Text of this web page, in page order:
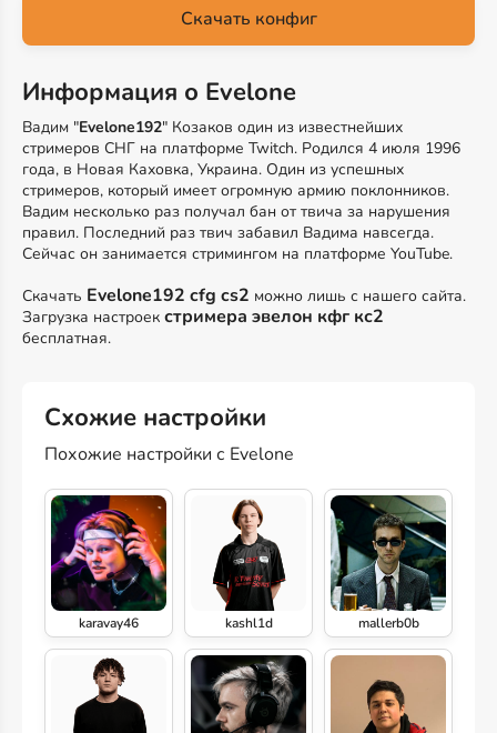
Скачать конфиг
Информация о Evelone
Вадим "Evelone192" Козаков один из известнейших
стримеров СНГ на платформе Twitch. Родился 4 июля 1996
года, в Новая Каховка, Украина. Один из успешных
стримеров, который имеет огромную армию поклонников.
Вадим несколько раз получал бан от твича за нарушения
правил. Последний раз твич забавил Вадима навсегда.
Сейчас он занимается стримингом на платформе YouTube.
Скачать Evelone192 cfg cs2 можно лишь с нашего сайта.
Загрузка настроек стримера эвелон кфг кс2
бесплатная.
Схожие настройки
Похожие настройки с Evelone
karavay46 kashl1d mallerb0b